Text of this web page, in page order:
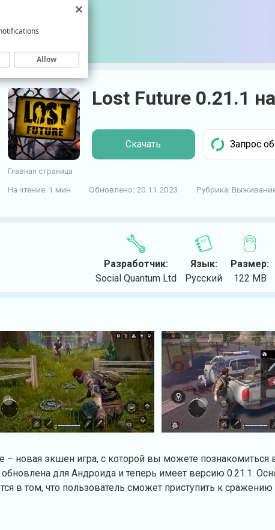
Lost Future 0.21.1
Скачать
Главная страница
На чтение: 1 мин Обновлено: 20.11.2023 Рубрика:
Разработчик:
Social Quantum Ltd
Язык:
Русский
Размер:
122 MB
– новая экшен игра, с которой вы можете
для Андроида и теперь имеет версию 0.21.1.
в том, что пользователь сможет приступить к
Allow